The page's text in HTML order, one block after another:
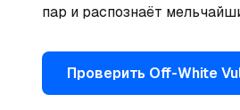
пар и распознаёт
Проверить Off-White